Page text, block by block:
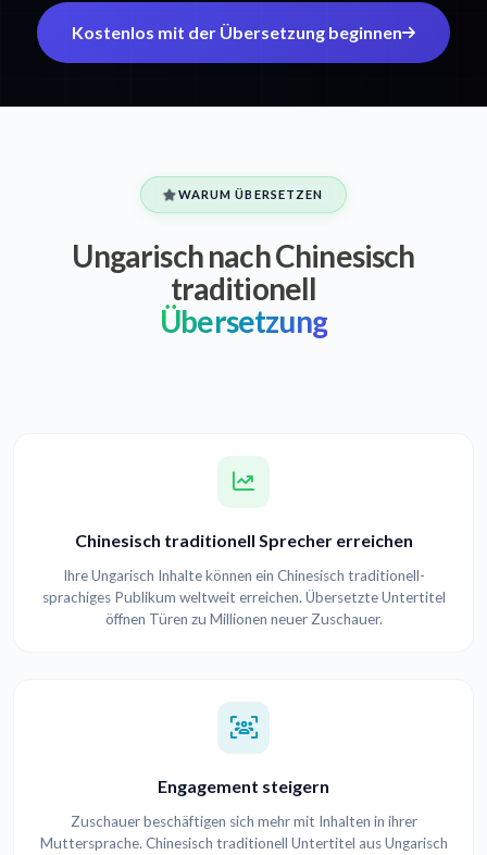
Kostenlos mit der Übersetzung beginnen
WARUM ÜBERSETZEN
Ungarisch nach Chinesisch
traditionell
Übersetzung
Chinesisch traditionell Sprecher erreichen
Ihre Ungarisch Inhalte können ein Chinesisch traditionell-
sprachiges Publikum weltweit erreichen. Übersetzte Untertitel
öffnen Türen zu Millionen neuer Zuschauer.
Engagement steigern
Zuschauer beschäftigen sich mehr mit Inhalten in ihrer
Muttersprache. Chinesisch traditionell Untertitel aus Ungarisch